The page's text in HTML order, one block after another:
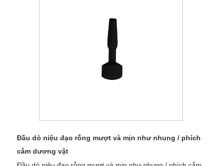
Đầu dò niệu đạo rỗng mượt và mịn như nhung / phích
cắm dương vật